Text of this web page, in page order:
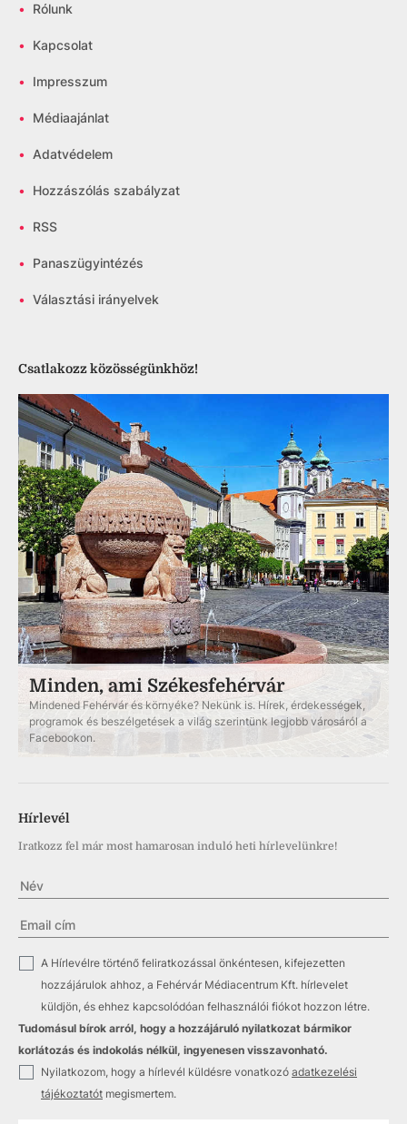
• Rólunk
• Kapcsolat
• Impresszum
• Médiaajánlat
• Adatvédelem
• Hozzászólás szabályzat
• RSS
• Panaszügyintézés
• Választási irányelvek
Csatlakozz közösségünkhöz!
Minden, ami Székesfehérvár
Mindened Fehérvár és környéke? Nekünk is. Hírek, érdekességek,
programok és beszélgetések a világ szerintünk legjobb városáról a
Facebookon.
Hírlevél
Iratkozz fel már most hamarosan induló heti hírlevelünkre!
A Hírlevélre történő feliratkozással önkéntesen, kifejezetten
hozzájárulok ahhoz, a Fehérvár Médiacentrum Kft. hírlevelet
küldjön, és ehhez kapcsolódóan felhasználói fiókot hozzon létre.
Tudomásul bírok arról, hogy a hozzájáruló nyilatkozat bármikor
korlátozás és indokolás nélkül, ingyenesen visszavonható.
Nyilatkozom, hogy a hírlevél küldésre vonatkozó adatkezelési
tájékoztatót megismertem.